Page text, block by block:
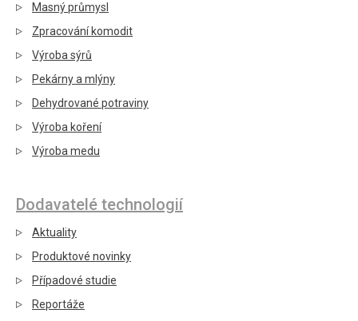
Masný průmysl
Zpracování komodit
Výroba sýrů
Pekárny a mlýny
Dehydrované potraviny
Výroba koření
Výroba medu
Dodavatelé technologií
Aktuality
Produktové novinky
Případové studie
Reportáže